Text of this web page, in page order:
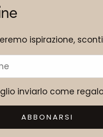
ispirazione,
inviarlo come
ABBONARSI